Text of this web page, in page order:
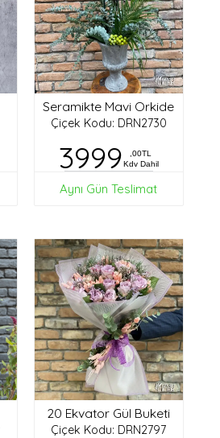
Seramikte Mavi Orkide
Çiçek Kodu: DRN2730
3999
,00TL
Kdv Dahil
Aynı Gün Teslimat
20 Ekvator Gül Buketi
Çiçek Kodu: DRN2797